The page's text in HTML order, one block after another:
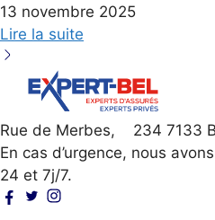
13 novembre 2025
Lire la suite
Rue de Merbes, 234 7133
En cas d’urgence, nous
24 et 7j/7.